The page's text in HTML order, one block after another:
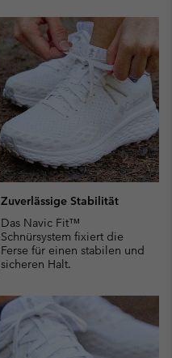
or
Zuverlässige Stabilität
Das Navic Fit™
Schnürsystem fixiert die
Ferse für einen stabilen und
sicheren Halt.